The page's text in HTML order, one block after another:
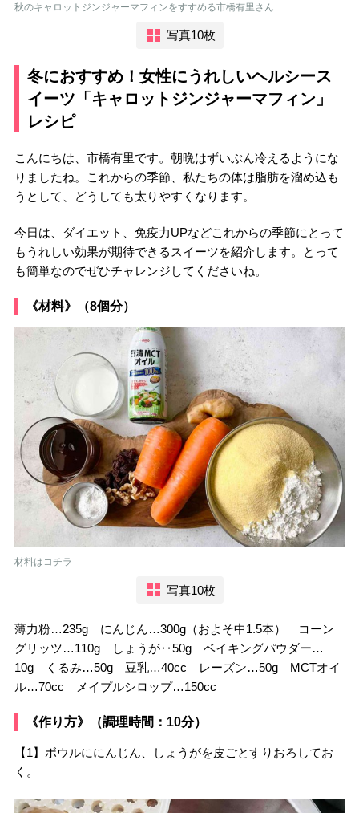
秋のキャロットジンジャーマフィンをすすめる市橋有里さん
写真10枚
冬におすすめ！女性にうれしいヘルシース
イーツ「キャロットジンジャーマフィン」
レシピ
こんにちは、市橋有里です。朝晩はずいぶん冷えるようにな
りましたね。これからの季節、私たちの体は脂肪を溜め込も
うとして、どうしても太りやすくなります。
今日は、ダイエット、免疫力UPなどこれからの季節にとって
もうれしい効果が期待できるスイーツを紹介します。とって
も簡単なのでぜひチャレンジしてくださいね。
《材料》（8個分）
材料はコチラ
写真10枚
薄力粉…235g にんじん…300g（およそ中1.5本） コーン
グリッツ…110g しょうが‥50g ベイキングパウダー…
10g くるみ…50g 豆乳…40cc レーズン…50g MCTオイ
ル…70cc メイプルシロップ…150cc
《作り方》（調理時間：10分）
【1】ボウルににんじん、しょうがを皮ごとすりおろしてお
く。